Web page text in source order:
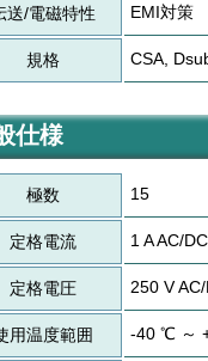
送/電磁特性 EMI対策
規格 CSA,
仕様
極数 15
定格電流 1 A AC/DC
定格電圧 250 V
用温度範囲 -40 ℃ ～